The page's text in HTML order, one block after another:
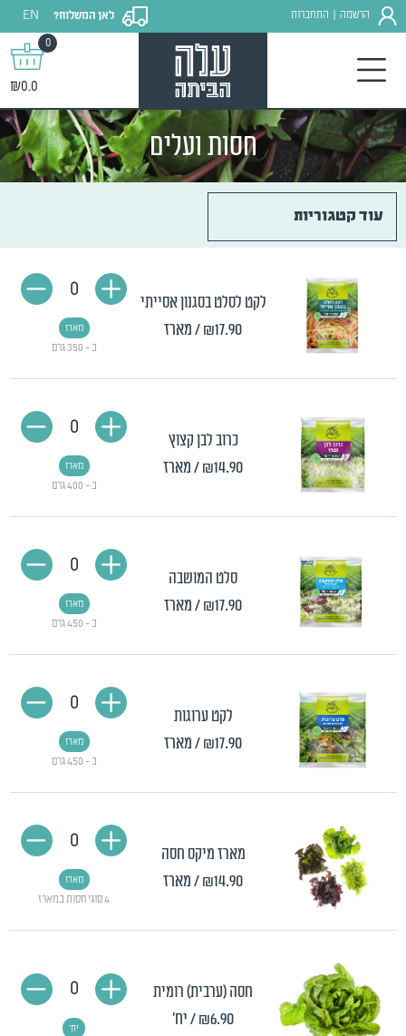
הרשמה התחברות לאן המשלוח?
EN
0
₪0.0
חסות ועלים
עוד קטגוריות
לקט לסלט בסגנון אסייתי
₪17.90/ מארז
כ - 350 גרם
מארז
0
כרוב לבן קצוץ
₪14.90/ מארז
כ - 400 גרם
מארז
0
סלט המושבה
₪17.90/ מארז
כ - 450 גרם
מארז
0
לקט ערוגות
₪17.90/ מארז
כ - 450 גרם
מארז
0
מארז מיקס חסה
₪14.90/ מארז
4 סוגי חסות במארז
מארז
0
חסה (ערבית) רומית
₪6.90/ יח' יח'
0